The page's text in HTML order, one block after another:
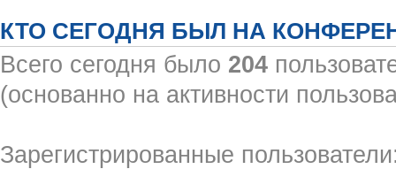
КТО СЕГОДНЯ БЫЛ НА
Всего сегодня было 204
(основанно на активности
Зарегистрированные